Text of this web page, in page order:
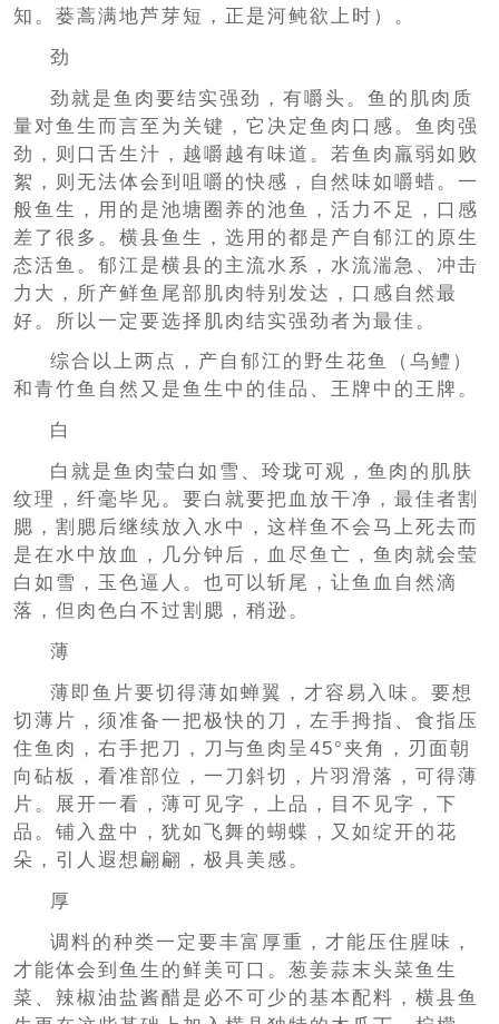
知。蒌蒿满地芦芽短，正是河鲀欲上时）。
劲
劲就是鱼肉要结实强劲，有嚼头。鱼的肌肉质
量对鱼生而言至为关键，它决定鱼肉口感。鱼肉强
劲，则口舌生汁，越嚼越有味道。若鱼肉羸弱如败
絮，则无法体会到咀嚼的快感，自然味如嚼蜡。一
般鱼生，用的是池塘圈养的池鱼，活力不足，口感
差了很多。横县鱼生，选用的都是产自郁江的原生
态活鱼。郁江是横县的主流水系，水流湍急、冲击
力大，所产鲜鱼尾部肌肉特别发达，口感自然最
好。所以一定要选择肌肉结实强劲者为最佳。
综合以上两点，产自郁江的野生花鱼（乌鳢）
和青竹鱼自然又是鱼生中的佳品、王牌中的王牌。
白
白就是鱼肉莹白如雪、玲珑可观，鱼肉的肌肤
纹理，纤毫毕见。要白就要把血放干净，最佳者割
腮，割腮后继续放入水中，这样鱼不会马上死去而
是在水中放血，几分钟后，血尽鱼亡，鱼肉就会莹
白如雪，玉色逼人。也可以斩尾，让鱼血自然滴
落，但肉色白不过割腮，稍逊。
薄
薄即鱼片要切得薄如蝉翼，才容易入味。要想
切薄片，须准备一把极快的刀，左手拇指、食指压
住鱼肉，右手把刀，刀与鱼肉呈45°夹角，刃面朝
向砧板，看准部位，一刀斜切，片羽滑落，可得薄
片。展开一看，薄可见字，上品，目不见字，下
品。铺入盘中，犹如飞舞的蝴蝶，又如绽开的花
朵，引人遐想翩翩，极具美感。
厚
调料的种类一定要丰富厚重，才能压住腥味，
才能体会到鱼生的鲜美可口。葱姜蒜末头菜鱼生
菜、辣椒油盐酱醋是必不可少的基本配料，横县鱼